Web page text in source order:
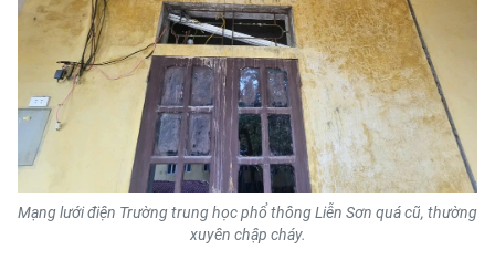
Trung du và miền núi phía Bắc
Đồng bằng sông Hồng
Bắc Trung Bộ
Duyên hải Nam Trung Bộ và Tây
Nguyên
Mạng lưới điện Trường trung học phổ thông Liễn Sơn quá cũ, thường
xuyên chập cháy.